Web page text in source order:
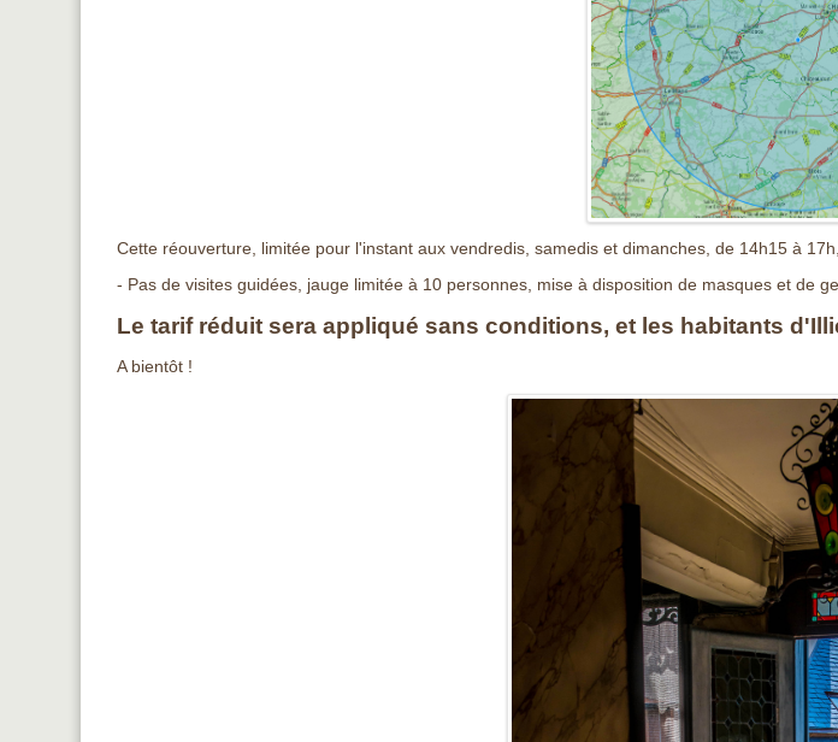
Cette réouverture, limitée pour l'instant aux vendredis, samedis et dimanches, de 14h15 à
- Pas de visites guidées, jauge limitée à 10 personnes, mise à disposition de masques et de
Le tarif réduit sera appliqué sans conditions, et les habitants
A bientôt !